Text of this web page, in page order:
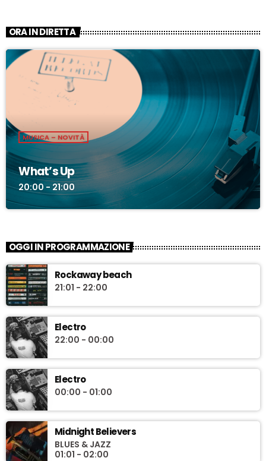
ORA IN DIRETTA
MUSICA – NOVITÀ
What’s Up
20:00 - 21:00
OGGI IN PROGRAMMAZIONE
Rockaway beach
21:01 - 22:00
Electro
22:00 - 00:00
Electro
00:00 - 01:00
Midnight Believers
BLUES & JAZZ
01:01 - 02:00